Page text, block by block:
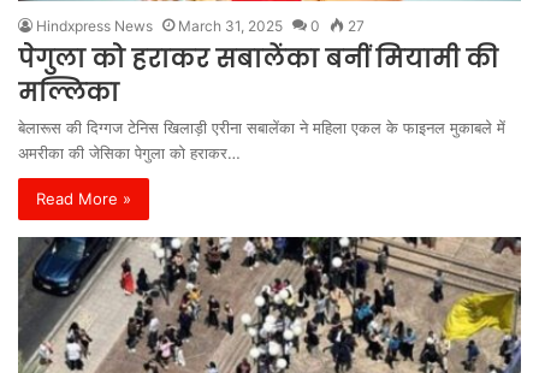
Hindxpress News March 31, 2025 0 27
पेगुला को हराकर सबालेंका बनीं मियामी की
मल्लिका
बेलारूस की दिग्गज टेनिस खिलाड़ी एरीना सबालेंका ने महिला एकल के फाइनल मुकाबले में
अमरीका की जेसिका पेगुला को हराकर…
Read More »